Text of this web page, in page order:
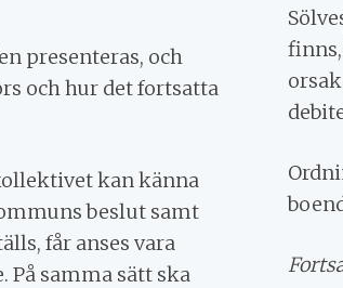
presenteras, och
och hur det fortsatta
kan känna
beslut samt
får anses vara
samma sätt ska
finns,